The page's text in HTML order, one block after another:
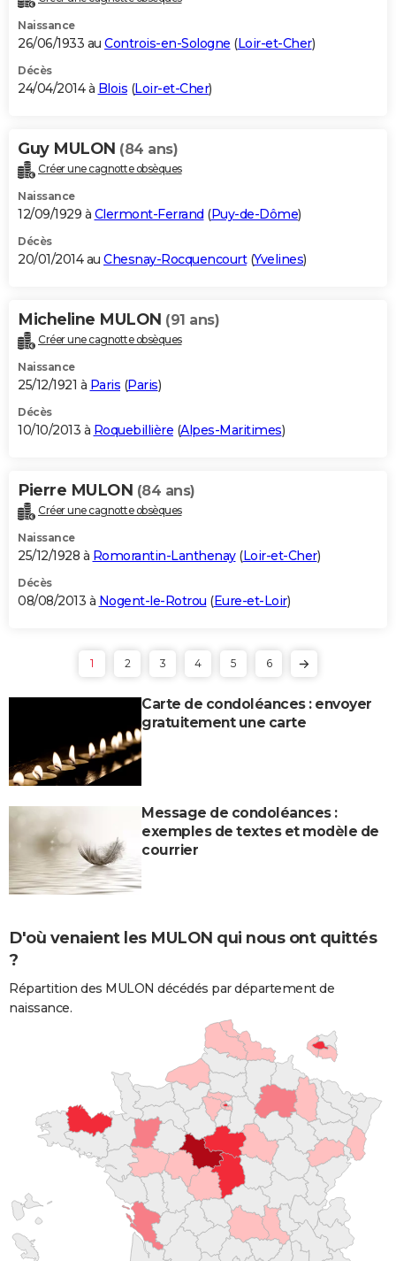
Naissance
26/06/1933 au Controis-en-Sologne (Loir-et-Cher)
Décès
24/04/2014 à Blois (Loir-et-Cher)
Guy MULON (84 ans)
Créer une cagnotte obsèques
Naissance
12/09/1929 à Clermont-Ferrand (Puy-de-Dôme)
Décès
20/01/2014 au Chesnay-Rocquencourt(Yvelines)
Micheline MULON (91 ans)
Créer une cagnotte obsèques
Naissance
25/12/1921 à Paris (Paris)
Décès
10/10/2013 à Roquebillière (Alpes-Maritimes)
Pierre MULON (84 ans)
Créer une cagnotte obsèques
Naissance
25/12/1928 à Romorantin-Lanthenay(Loir-et-Cher)
Décès
08/08/2013 à Nogent-le-Rotrou (Eure-et-Loir)
1 2 3 4 5 6
Carte de condoléances : envoyer
gratuitement une carte
Message de condoléances :
exemples de textes et modèle de
courrier
D'où venaient les MULON qui nous ont quittés
?
Répartition des MULON décédés par département de
naissance.